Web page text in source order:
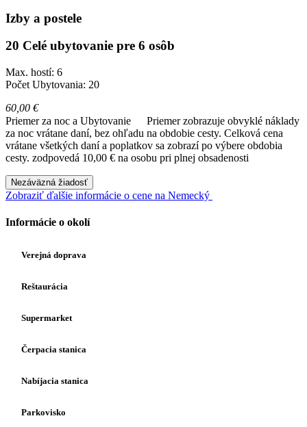
Izby a postele
20 Celé ubytovanie pre 6 osôb
Max. hostí: 6
Počet Ubytovania: 20
60,00 €
Priemer za noc a Ubytovanie
Priemer zobrazuje obvyklé náklady
za noc vrátane daní, bez ohľadu na obdobie cesty. Celková cena
vrátane všetkých daní a poplatkov sa zobrazí po výbere obdobia
cesty. zodpovedá 10,00 € na osobu pri plnej obsadenosti
Nezáväzná žiadosť
Zobraziť ďalšie informácie o cene na Nemecký
Informácie o okolí
Verejná doprava
Reštaurácia
Supermarket
Čerpacia stanica
Nabíjacia stanica
Parkovisko